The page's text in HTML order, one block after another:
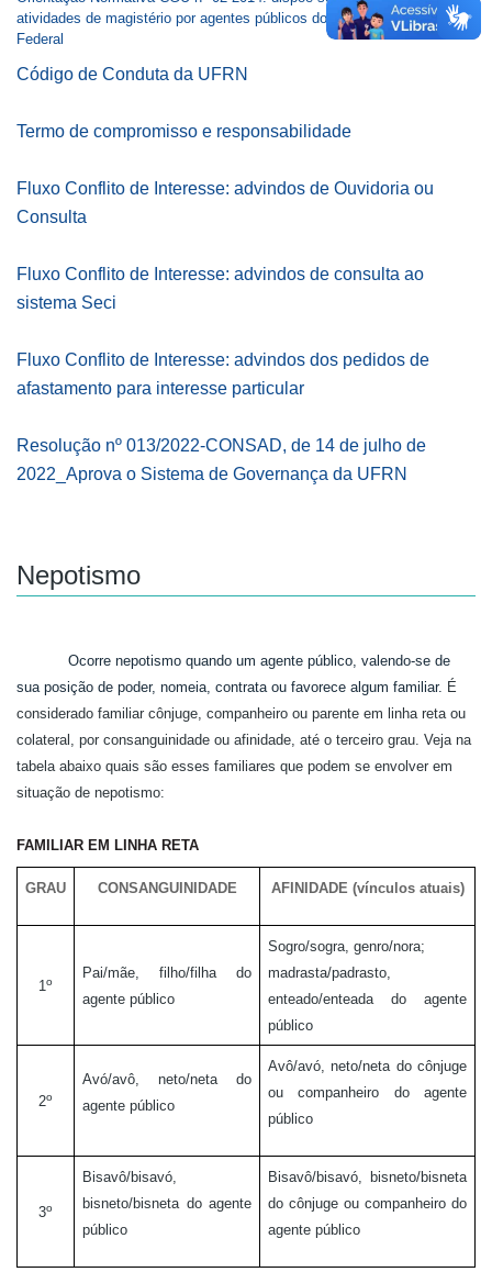
atividades de magistério por agentes públicos do Poder Executivo
Federal
Código de Conduta da UFRN
Termo de compromisso e responsabilidade
Fluxo Conflito de Interesse: advindos de Ouvidoria ou
Consulta
Fluxo Conflito de Interesse: advindos de consulta ao
sistema Seci
Fluxo Conflito de Interesse: advindos dos pedidos de
afastamento para interesse particular
Resolução nº 013/2022-CONSAD, de 14 de julho de
2022_Aprova o Sistema de Governança da UFRN
Nepotismo
Ocorre nepotismo quando um agente público, valendo-se de
sua posição de poder, nomeia, contrata ou favorece algum familiar. É
considerado familiar cônjuge, companheiro ou parente em linha reta ou
colateral, por consanguinidade ou afinidade, até o terceiro grau. Veja na
tabela abaixo quais são esses familiares que podem se envolver em
situação de nepotismo:
FAMILIAR EM LINHA RETA
GRAU CONSANGUINIDADE AFINIDADE (vínculos atuais)
1o
Pai/mãe, filho/filha do
agente público
Sogro/sogra, genro/nora;
madrasta/padrasto,
enteado/enteada do agente
público
2o
Avó/avô, neto/neta do
agente público
Avô/avó, neto/neta do cônjuge
ou companheiro do agente
público
3o
Bisavô/bisavó,
bisneto/bisneta do agente
público
Bisavô/bisavó, bisneto/bisneta
do cônjuge ou companheiro do
agente público